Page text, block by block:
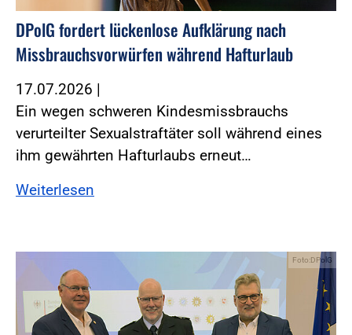
DPolG fordert lückenlose Aufklärung nach
Missbrauchsvorwürfen während Hafturlaub
17.07.2026 |
Ein wegen schweren Kindesmissbrauchs
verurteilter Sexualstraftäter soll während eines
ihm gewährten Hafturlaubs erneut…
Weiterlesen
Foto:DPolG